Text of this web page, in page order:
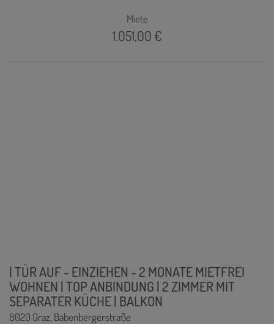
Miete
1.051,00 €
| TÜR AUF - EINZIEHEN - 2 MONATE MIETFREI
WOHNEN | TOP ANBINDUNG | 2 ZIMMER MIT
SEPARATER KÜCHE | BALKON
8020 Graz, Babenbergerstraße